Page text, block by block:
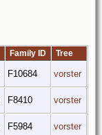
Family ID Tree
F10684 vorster
F8410 vorster
F5984 vorster